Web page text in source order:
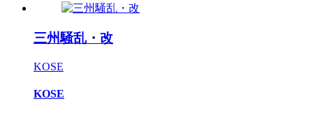
三州騒乱・改
KOSE
KOSE